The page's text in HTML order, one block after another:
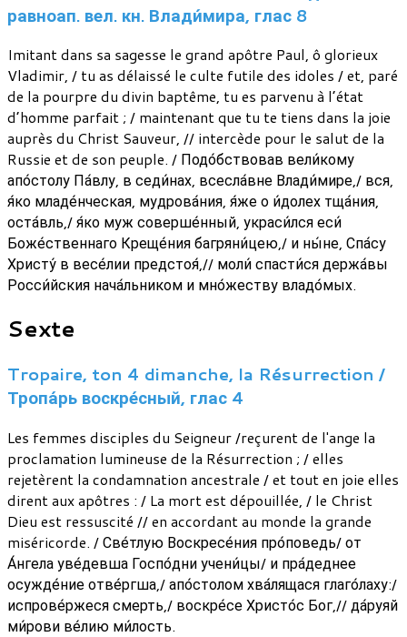
равноап. вел. кн. Влади́мира, глас 8
Imitant dans sa sagesse le grand apôtre Paul, ô glorieux
Vladimir, / tu as délaissé le culte futile des idoles / et, paré
de la pourpre du divin baptême, tu es parvenu à l’état
d’homme parfait ; / maintenant que tu te tiens dans la joie
auprès du Christ Sauveur, // intercède pour le salut de la
Russie et de son peuple. / Подо́бствовав вели́кому
апо́столу Па́влу, в седи́нах, всесла́вне Влади́мире,/ вся,
я́ко младе́нческая, мудрова́ния, я́же о и́долех тща́ния,
оста́вль,/ я́ко муж соверше́нный, украси́лся еси́
Боже́ственнаго Креще́ния багряни́цею,/ и ны́не, Спа́су
Христу́ в весе́лии предстоя́,// моли́ спасти́ся держа́вы
Росси́йския нача́льником и мно́жеству владо́мых.
Sexte
Tropaire, ton 4 dimanche, la Résurrection /
Тропа́рь воскре́сный, глас 4
Les femmes disciples du Seigneur /reçurent de l'ange la
proclamation lumineuse de la Résurrection ; / elles
rejetèrent la condamnation ancestrale / et tout en joie elles
dirent aux apôtres : / La mort est dépouillée, / le Christ
Dieu est ressuscité // en accordant au monde la grande
miséricorde. / Све́тлую Воскресе́ния про́поведь/ от
А́нгела уве́девша Госпо́дни учени́цы/ и пра́деднее
осужде́ние отве́ргша,/ апо́столом хва́лящася глаго́лаху:/
испрове́ржеся смерть,/ воскре́се Христо́с Бог,// да́руяй
ми́рови ве́лию ми́лость.